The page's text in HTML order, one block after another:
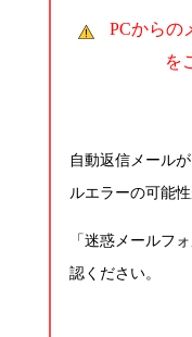
PCからの
を
自動返信メール
ルエラーの可能性
「迷惑メールフ
認ください。